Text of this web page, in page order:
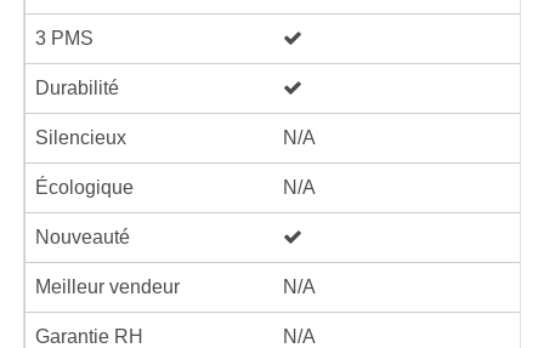
3 PMS
Durabilité
Silencieux N/A
Écologique N/A
Nouveauté
Meilleur vendeur N/A
Garantie RH N/A